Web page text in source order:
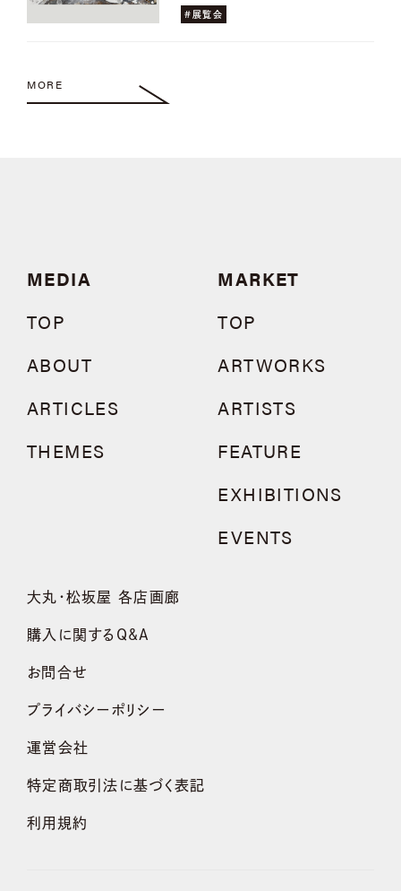
#展覧会
MORE
MEDIA
TOP
ABOUT
ARTICLES
THEMES
MARKET
TOP
ARTWORKS
ARTISTS
FEATURE
EXHIBITIONS
EVENTS
大丸・松坂屋 各店画廊
購入に関するQ&A
お問合せ
プライバシーポリシー
運営会社
特定商取引法に基づく表記
利用規約